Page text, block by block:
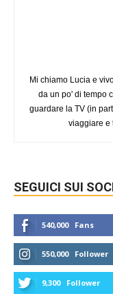
Mi chiamo Lucia e
da un po' di tempo
guardare la TV (in
viaggiare e
SEGUICI SUI
540,000 Fans
550,000 Follower
9,300 Follower